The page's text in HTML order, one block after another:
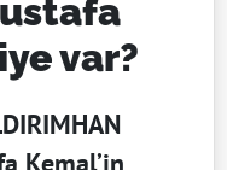
var?
Kemal’in